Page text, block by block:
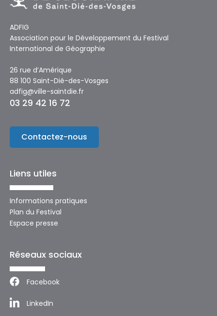
ADFIG
Association pour le Développement du Festival
International de Géographie
26 rue d’Amérique
88 100 Saint-Dié-des-Vosges
adfig@ville-saintdie.fr
03 29 42 16 72
Contactez-nous
Liens utiles
Informations pratiques
Plan du Festival
Espace presse
Réseaux sociaux
Facebook
LinkedIn